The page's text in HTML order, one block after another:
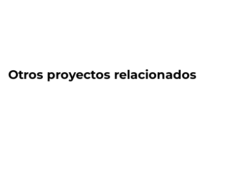
Otros proyectos relacionados